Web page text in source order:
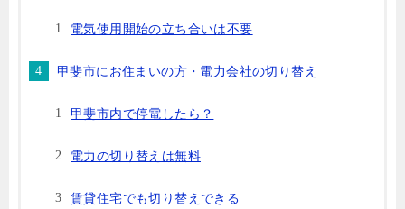
電気使用開始の立ち合いは不要
甲斐市にお住まいの方・電力会社の切り替え
甲斐市内で停電したら？
電力の切り替えは無料
賃貸住宅でも切り替えできる